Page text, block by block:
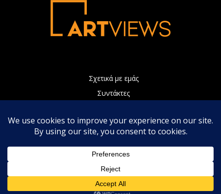
Σχετικά με εμάς
Συντάκτες
Πολιτική Απορρήτου
Επικοινωνία
Η ιστοσελίδα μας χρησιμοποιεί Cookies τα οποία συνεισφέρουν
περιήγηση, αποδέχεστε την χρήση των Cookies.
Πολιτική απορρήτου